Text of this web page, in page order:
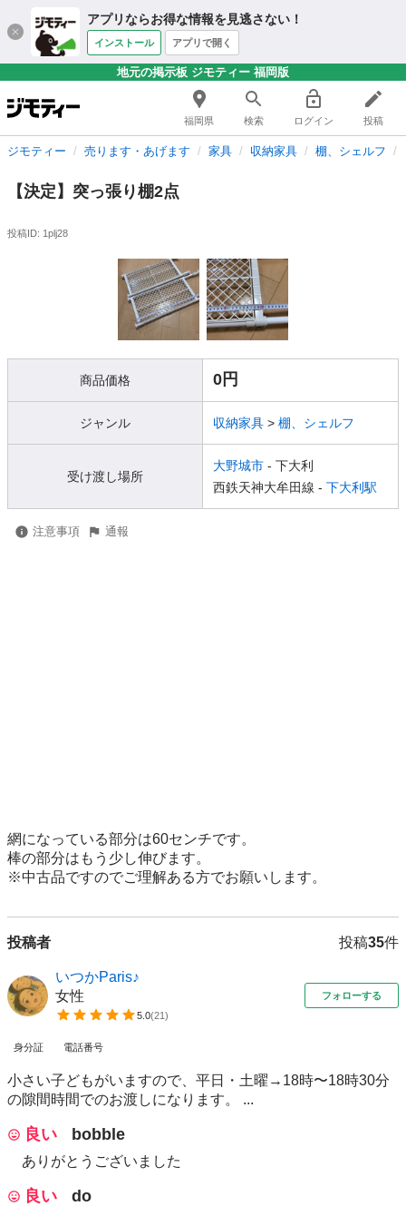
アプリならお得な情報を見逃さない！
インストール アプリで開く
地元の掲示板 ジモティー 福岡版
福岡県 検索 ログイン 投稿
ジモティー 売ります・あげます 家具 収納家具 棚、シェルフ
【決定】突っ張り棚2点
投稿ID: 1plj28
商品価格 0円
ジャンル 収納家具 > 棚、シェルフ
受け渡し場所
大野城市 - 下大利
西鉄天神大牟田線 - 下大利駅
注意事項 通報
網になっている部分は60センチです。
棒の部分はもう少し伸びます。
※中古品ですのでご理解ある方でお願いします。
投稿者 投稿35件
いつかParis♪
女性
5.0(21)
フォローする
身分証 電話番号
小さい子どもがいますので、平日・土曜→18時〜18時30分
の隙間時間でのお渡しになります。 ...
良い bobble
ありがとうございました
良い do